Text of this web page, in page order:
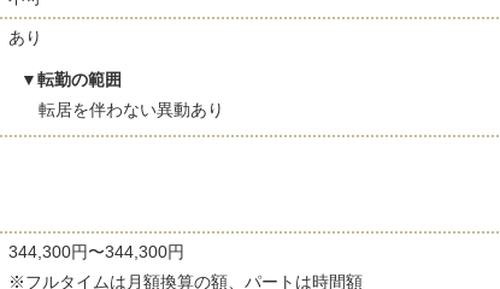
あり
転勤の範囲
転居を伴わない異動あり
344,300円〜344,300円
※フルタイムは月額換算の額、パートは時間額